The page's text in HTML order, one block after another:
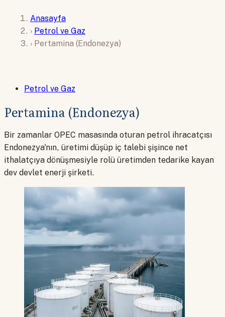
Anasayfa
› Petrol ve Gaz
› Pertamina (Endonezya)
Petrol ve Gaz
Pertamina (Endonezya)
Bir zamanlar OPEC masasında oturan petrol ihracatçısı
Endonezya'nın, üretimi düşüp iç talebi şişince net
ithalatçıya dönüşmesiyle rolü üretimden tedarike kayan
dev devlet enerji şirketi.